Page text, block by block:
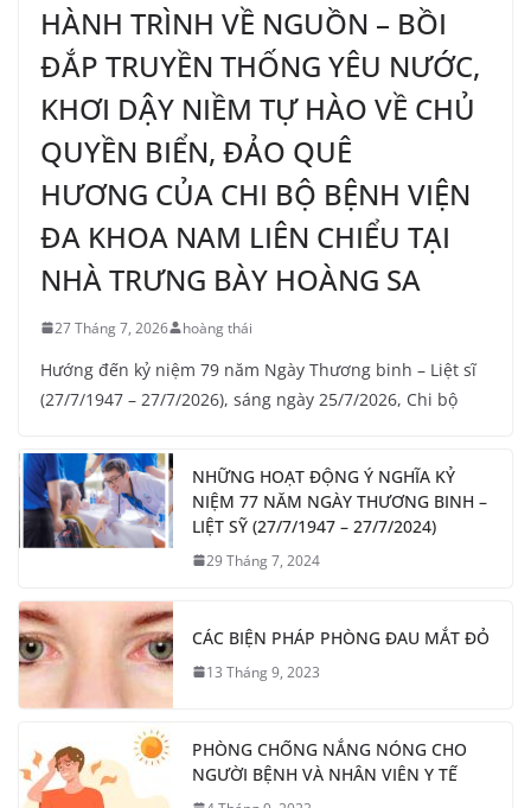
HÀNH TRÌNH VỀ NGUỒN – BỒI
ĐẮP TRUYỀN THỐNG YÊU NƯỚC,
KHƠI DẬY NIỀM TỰ HÀO VỀ CHỦ
QUYỀN BIỂN, ĐẢO QUÊ
HƯƠNG CỦA CHI BỘ BỆNH VIỆN
ĐA KHOA NAM LIÊN CHIỂU TẠI
NHÀ TRƯNG BÀY HOÀNG SA
27 Tháng 7, 2026 hoàng thái
Hướng đến kỷ niệm 79 năm Ngày Thương binh – Liệt sĩ
(27/7/1947 – 27/7/2026), sáng ngày 25/7/2026, Chi bộ
NHỮNG HOẠT ĐỘNG Ý NGHĨA KỶ
NIỆM 77 NĂM NGÀY THƯƠNG BINH –
LIỆT SỸ (27/7/1947 – 27/7/2024)
29 Tháng 7, 2024
CÁC BIỆN PHÁP PHÒNG ĐAU MẮT ĐỎ
13 Tháng 9, 2023
PHÒNG CHỐNG NẮNG NÓNG CHO
NGƯỜI BỆNH VÀ NHÂN VIÊN Y TẾ